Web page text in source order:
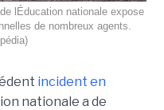
lÉducation nationale expose
de nombreux agents.
incident en
nationale a de